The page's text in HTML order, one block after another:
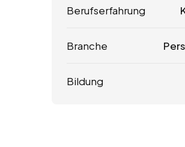
Berufserfahrung
Branche
Bildung